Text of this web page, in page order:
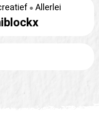
Allerlei